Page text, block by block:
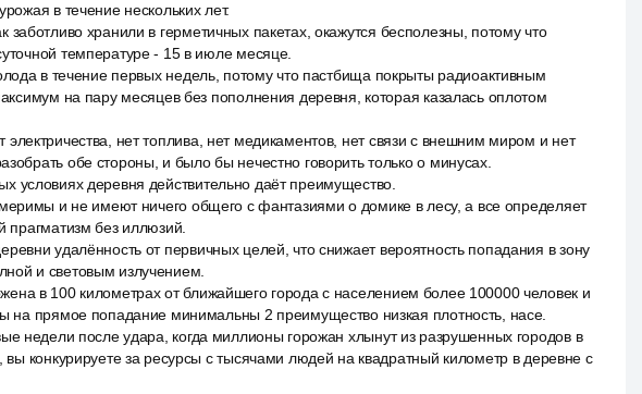
в течение нескольких лет.
хранили в герметичных пакетах, окажутся бесполезны, потому что
температуре - 15 в июле месяце.
в течение первых недель, потому что пастбища покрыты радиоактивным
на пару месяцев без пополнения деревня, которая казалась оплотом
нет топлива, нет медикаментов, нет связи с внешним миром и нет
обе стороны, и было бы нечестно говорить только о минусах.
условиях деревня действительно даёт преимущество.
и не имеют ничего общего с фантазиями о домике в лесу, а все определяет
прагматизм без иллюзий.
удалённость от первичных целей, что снижает вероятность попадания в зону
и световым излучением.
в 100 километрах от ближайшего города с населением более 100000 человек и
на прямое попадание минимальны 2 преимущество низкая плотность, насе.
недели после удара, когда миллионы горожан хлынут из разрушенных городов в
вы конкурируете за ресурсы с тысячами людей на квадратный километр в деревне с